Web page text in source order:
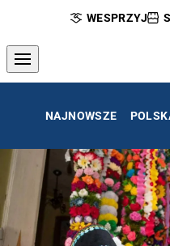
WESPRZYJ
NAJNOWSZE